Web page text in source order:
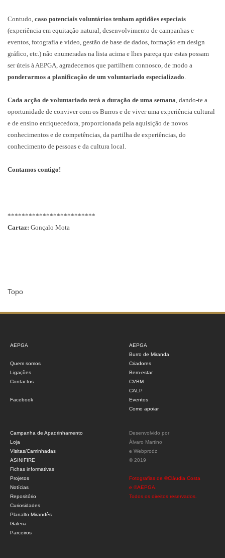
Contudo, caso potenciais voluntários tenham aptidões especiais
(experiência em equitação natural, desenvolvimento de campanhas e
eventos, fotografia e vídeo, gestão de base de dados, formação em design
gráfico, etc.) não enumeradas na lista acima e lhes pareça que estas possam
ser úteis à AEPGA, agradecemos que partilhem connosco, de modo a
ponderarmos a planificação de um voluntariado especializado.
Cada acção de voluntariado terá a duração de uma semana, dando-te a
oportunidade de conviver com os Burros e de viver uma experiência cultural
e de ensino enriquecedora, proporcionada pela aquisição de novos
conhecimentos e de competências, da partilha de experiências, do
conhecimento de pessoas e da cultura local.
Contamos contigo!
*************************
Cartaz: Gonçalo Mota
Topo
AEPGA
Quem somos
Ligações
Contactos
Facebook
AEPGA
Burro de Miranda
Criadores
Bem-estar
CVBM
CALP
Eventos
Como apoiar
Campanha de Apadrinhamento
Loja
Visitas/Caminhadas
ASINIFIRE
Fichas informativas
Projetos
Notícias
Repositório
Curiosidades
Planalto Mirandês
Galeria
Parceiros
Desenvolvido por
Álvaro Martino
e Webprodz
© 2019
Fotografias de ©Cláudia Costa
e ©AEPGA.
Todos os direitos reservados.